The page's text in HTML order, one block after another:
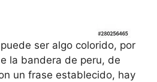
ser algo colorido, por
la bandera de peru, de
un frase establecido, hay